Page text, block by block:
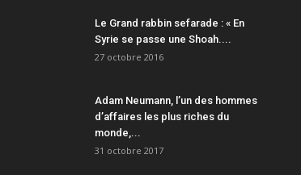
Le Grand rabbin sefarade : « En
Syrie se passe une Shoah....
27 octobre 2016
Adam Neumann, l’un des hommes
d’affaires les plus riches du
monde,...
31 octobre 2017